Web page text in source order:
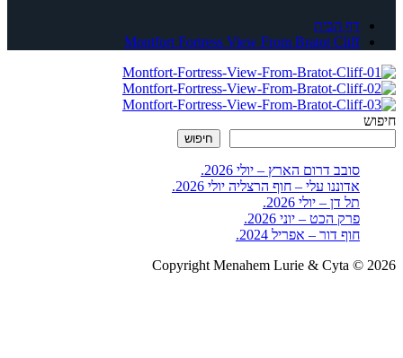
דף הבית
Montfort Fortress View From Bratot Cliff
חיפוש
חיפוש
סובב דרום הארץ – יולי 2026.
אדוננו עלי – חוף הרצליה יולי 2026.
תל דן – יולי 2026.
פרק הכט – יוני 2026.
חוף דור – אפריל 2024.
Copyright Menahem Lurie & Cyta © 2026